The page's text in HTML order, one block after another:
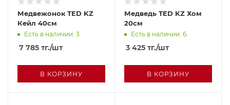
Медвежонок TED KZ
Кейл 40см
Есть в наличии: 3
7 785 тг./шт
В КОРЗИНУ
Медведь TED KZ Хом
20см
Есть в наличии: 6
3 425 тг./шт
В КОРЗИНУ